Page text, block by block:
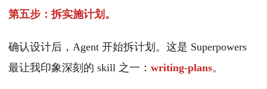
第五步：拆实施计划。
确认设计后，Agent 开始拆计划。这是 Superpowers
最让我印象深刻的 skill 之一： writing-plans。